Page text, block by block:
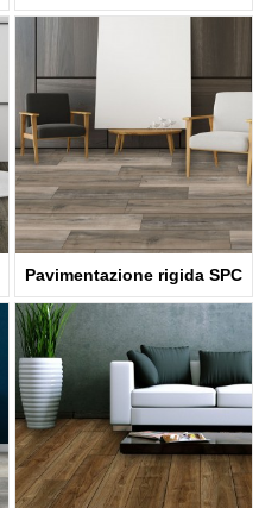
Pavimentazione rigida SPC
ABA
KTV8031